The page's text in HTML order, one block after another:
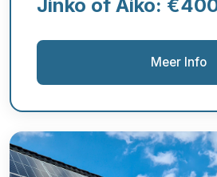
Jinko of Aiko:
Meer Info